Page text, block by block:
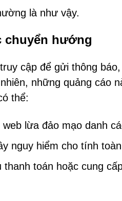
là như vậy.
chuyển hướng
cập để gửi thông
những quảng cáo
thể:
lừa đảo mạo danh
nguy hiểm cho tính
thanh toán hoặc cung